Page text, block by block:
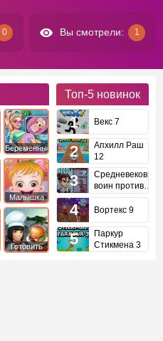
0 Вы смотрели: 1
Беременные
Малышка
Хейзел
Готовить
Топ-5 новинок
Векс 7
Апхилл Раш
12
Средневековый
воин против
Вортекс 9
Паркур
Стикмена 3